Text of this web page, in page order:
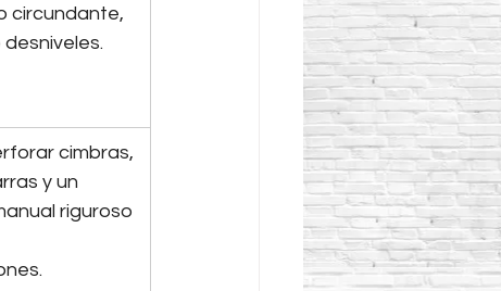
circundante,
cimbras,
y un
riguroso